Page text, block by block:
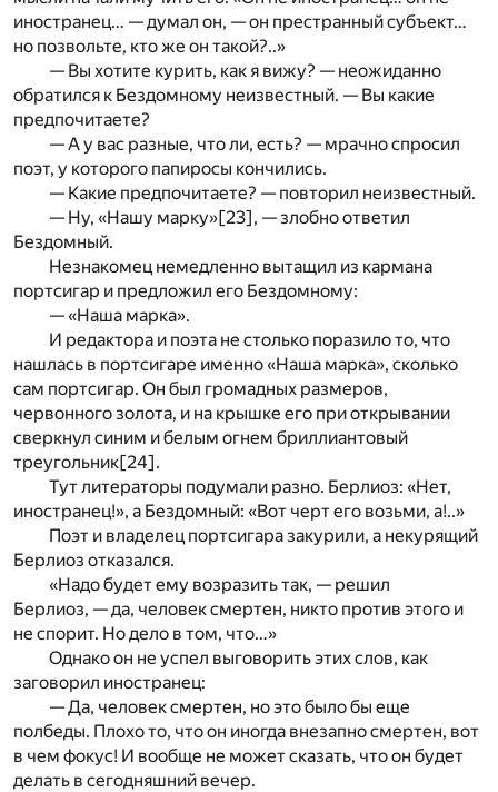
иностранец… — думал он, — он престранный субъект…
но позвольте, кто же он такой?..»
— Вы хотите курить, как я вижу? — неожиданно
обратился к Бездомному неизвестный. — Вы какие
предпочитаете?
— А у вас разные, что ли, есть? — мрачно спросил
поэт, у которого папиросы кончились.
— Какие предпочитаете? — повторил неизвестный.
— Ну, «Нашу марку»[23], — злобно ответил
Бездомный.
Незнакомец немедленно вытащил из кармана
портсигар и предложил его Бездомному:
— «Наша марка».
И редактора и поэта не столько поразило то, что
нашлась в портсигаре именно «Наша марка», сколько
сам портсигар. Он был громадных размеров,
червонного золота, и на крышке его при открывании
сверкнул синим и белым огнем бриллиантовый
треугольник[24].
Тут литераторы подумали разно. Берлиоз: «Нет,
иностранец!», а Бездомный: «Вот черт его возьми, а!..»
Поэт и владелец портсигара закурили, а некурящий
Берлиоз отказался.
«Надо будет ему возразить так, — решил
Берлиоз, — да, человек смертен, никто против этого и
не спорит. Но дело в том, что…»
Однако он не успел выговорить этих слов, как
заговорил иностранец:
— Да, человек смертен, но это было бы еще
полбеды. Плохо то, что он иногда внезапно смертен, вот
в чем фокус! И вообще не может сказать, что он будет
делать в сегодняшний вечер.